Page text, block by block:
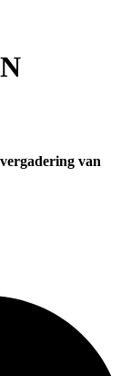
van